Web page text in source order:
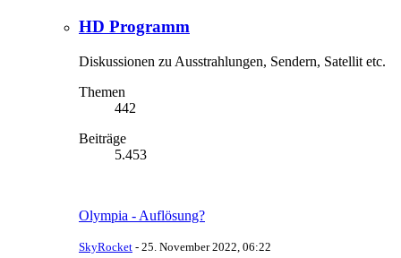
HD Programm
Diskussionen zu Ausstrahlungen, Sendern, Satellit etc.
Themen
442
Beiträge
5.453
Olympia - Auflösung?
SkyRocket - 25. November 2022, 06:22